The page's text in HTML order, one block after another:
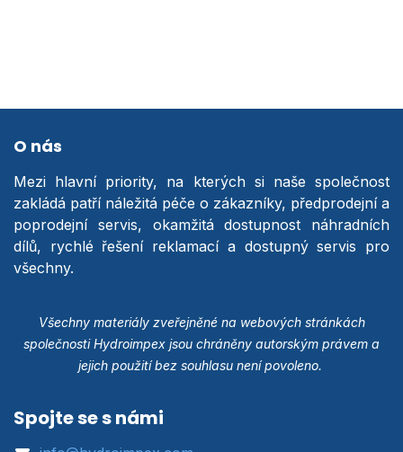
O nás
Mezi hlavní priority, na kterých si naše společnost
zakládá patří náležitá péče o zákazníky, předprodejní a
poprodejní servis, okamžitá dostupnost náhradních
dílů, rychlé řešení reklamací a dostupný servis pro
všechny.
Všechny materiály zveřejněné na webových stránkách
společnosti Hydroimpex jsou chráněny autorským právem a
jejich použití bez souhlasu není povoleno.
Spojte se s námi